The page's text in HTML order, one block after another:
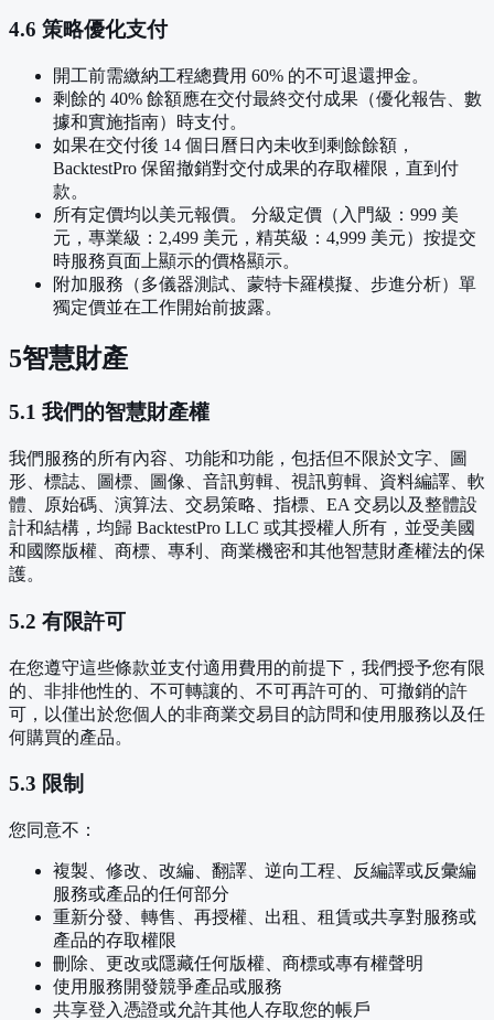
4.6 策略優化支付
開工前需繳納工程總費用 60% 的不可退還押金。
剩餘的 40% 餘額應在交付最終交付成果（優化報告、數
據和實施指南）時支付。
如果在交付後 14 個日曆日內未收到剩餘餘額，
BacktestPro 保留撤銷對交付成果的存取權限，直到付
款。
所有定價均以美元報價。 分級定價（入門級：999 美
元，專業級：2,499 美元，精英級：4,999 美元）按提交
時服務頁面上顯示的價格顯示。
附加服務（多儀器測試、蒙特卡羅模擬、步進分析）單
獨定價並在工作開始前披露。
5智慧財產
5.1 我們的智慧財產權
我們服務的所有內容、功能和功能，包括但不限於文字、圖
形、標誌、圖標、圖像、音訊剪輯、視訊剪輯、資料編譯、軟
體、原始碼、演算法、交易策略、指標、EA 交易以及整體設
計和結構，均歸 BacktestPro LLC 或其授權人所有，並受美國
和國際版權、商標、專利、商業機密和其他智慧財產權法的保
護。
5.2 有限許可
在您遵守這些條款並支付適用費用的前提下，我們授予您有限
的、非排他性的、不可轉讓的、不可再許可的、可撤銷的許
可，以僅出於您個人的非商業交易目的訪問和使用服務以及任
何購買的產品。
5.3 限制
您同意不：
複製、修改、改編、翻譯、逆向工程、反編譯或反彙編
服務或產品的任何部分
重新分發、轉售、再授權、出租、租賃或共享對服務或
產品的存取權限
刪除、更改或隱藏任何版權、商標或專有權聲明
使用服務開發競爭產品或服務
共享登入憑證或允許其他人存取您的帳戶